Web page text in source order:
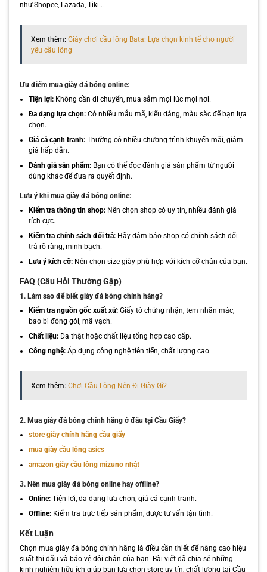
như Shopee, Lazada, Tiki…
Xem thêm: Giày chơi cầu lông Bata: Lựa chọn kinh tế cho người
yêu cầu lông
Ưu điểm mua giày đá bóng online:
Tiện lợi:Không cần di chuyển, mua sắm mọi lúc mọi nơi.
Đa dạng lựa chọn:Có nhiều mẫu mã, kiểu dáng, màu sắc để bạn lựa
chọn.
Giá cả cạnh tranh:Thường có nhiều chương trình khuyến mãi, giảm
giá hấp dẫn.
Đánh giá sản phẩm:Bạn có thể đọc đánh giá sản phẩm từ người
dùng khác để đưa ra quyết định.
Lưu ý khi mua giày đá bóng online:
Kiểm tra thông tin shop:Nên chọn shop có uy tín, nhiều đánh giá
tích cực.
Kiểm tra chính sách đổi trả:Hãy đảm bảo shop có chính sách đổi
trả rõ ràng, minh bạch.
Lưu ý kích cỡ:Nên chọn size giày phù hợp với kích cỡ chân của bạn.
FAQ (Câu Hỏi Thường Gặp)
1. Làm sao để biết giày đá bóng chính hãng?
Kiểm tra nguồn gốc xuất xứ:Giấy tờ chứng nhận, tem nhãn mác,
bao bì đóng gói, mã vạch.
Chất liệu:Da thật hoặc chất liệu tổng hợp cao cấp.
Công nghệ:Áp dụng công nghệ tiên tiến, chất lượng cao.
Xem thêm: Chơi Cầu Lông Nên Đi Giày Gì?
2. Mua giày đá bóng chính hãng ở đâu tại Cầu Giấy?
store giày chính hãng cầu giấy
mua giày cầu lông asics
amazon giày cầu lông mizuno nhật
3. Nên mua giày đá bóng online hay offline?
Online:Tiện lợi, đa dạng lựa chọn, giá cả cạnh tranh.
Offline:Kiểm tra trực tiếp sản phẩm, được tư vấn tận tình.
Kết Luận
Chọn mua giày đá bóng chính hãng là điều cần thiết để nâng cao hiệu
suất thi đấu và bảo vệ đôi chân của bạn. Bài viết đã chia sẻ những
kinh nghiệm hữu ích giúp bạn lựa chọn store uy tín, chất lượng tại Cầu